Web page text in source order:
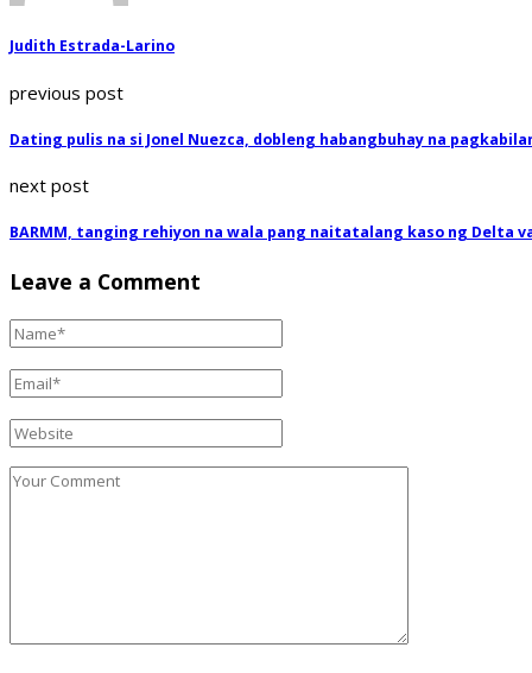
Judith Estrada-Larino
previous post
Dating pulis na si Jonel Nuezca, dobleng habangbuhay na
next post
BARMM, tanging rehiyon na wala pang naitatalang kaso ng Delta
Leave a Comment